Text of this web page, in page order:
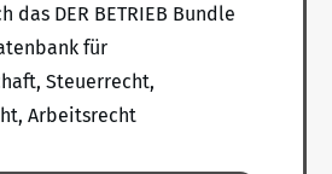
das DER BETRIEB Bundle
für
Steuerrecht,
Arbeitsrecht